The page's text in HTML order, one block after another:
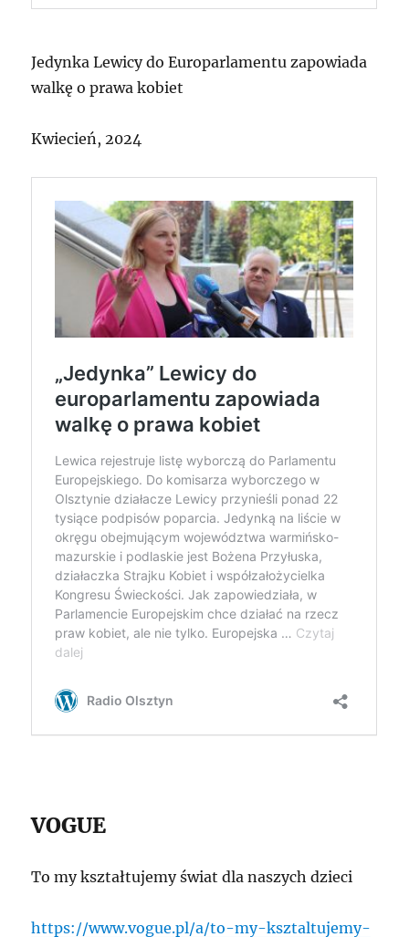
Jedynka Lewicy do Europarlamentu zapowiada
walkę o prawa kobiet
Kwiecień, 2024
VOGUE
To my kształtujemy świat dla naszych dzieci
https://www.vogue.pl/a/to-my-ksztaltujemy-